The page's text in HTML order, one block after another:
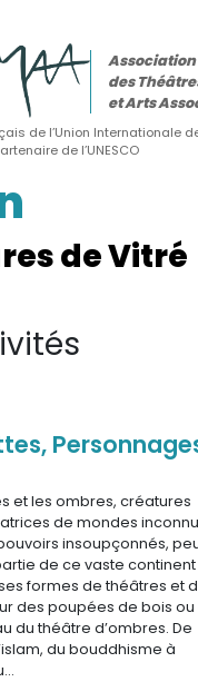
des
et Arts
de l’Union Internationale
de l’UNESCO
de Vitré
et les ombres, créatures
de mondes
insoupçonnés,
de ce vaste continent
formes de théâtres et
des poupées de bois ou
du théâtre d’ombres. De
du bouddhisme à